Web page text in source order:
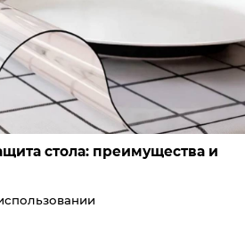
стола: преимущества и